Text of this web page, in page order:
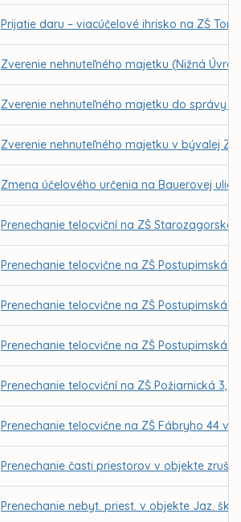
Prijatie daru – viacúčelové ihrisko na ZŠ
Zverenie nehnuteľného majetku (Nižná
Zverenie nehnuteľného majetku do správy
Zverenie nehnuteľného majetku v bývalej
Zmena účelového určenia na Bauerovej ulici
Prenechanie telocviční na ZŠ
Prenechanie telocvične na ZŠ Postupimská
Prenechanie telocvične na ZŠ Postupimská
Prenechanie telocvične na ZŠ Postupimská
Prenechanie telocviční na ZŠ Požiarnická 3,
Prenechanie telocvične na ZŠ Fábryho 44
Prenechanie časti priestorov v objekte zruš.
Prenechanie nebyt. priest. v objekte Jaz.